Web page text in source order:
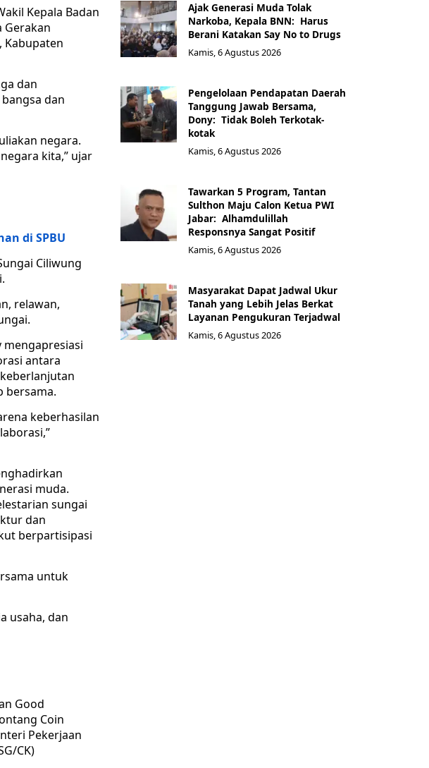
Kepala Badan
Gerakan
Kabupaten
dan
dan
negara.
kita,” ujar
di SPBU
Ciliwung
relawan,
antara
bersama.
keberhasilan
muda.
sungai
dan
berpartisipasi
untuk
usaha, dan
Good
Coin
Pekerjaan
CK)
Ajak Generasi Muda Tolak
Narkoba, Kepala BNN: Harus
Berani Katakan Say No to Drugs
Kamis, 6 Agustus 2026
Pengelolaan Pendapatan Daerah
Tanggung Jawab Bersama,
Dony: Tidak Boleh Terkotak-
kotak
Kamis, 6 Agustus 2026
Tawarkan 5 Program, Tantan
Sulthon Maju Calon Ketua PWI
Jabar: Alhamdulillah
Responsnya Sangat Positif
Kamis, 6 Agustus 2026
Masyarakat Dapat Jadwal Ukur
Tanah yang Lebih Jelas Berkat
Layanan Pengukuran Terjadwal
Kamis, 6 Agustus 2026